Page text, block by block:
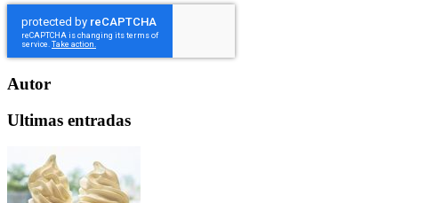
Autor
Ultimas entradas